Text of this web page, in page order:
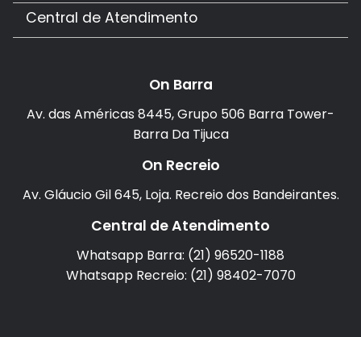
Central de Atendimento
On Barra
Av. das Américas 8445, Grupo 506 Barra Tower-
Barra Da Tijuca
On Recreio
Av. Gláucio Gil 645, Loja. Recreio dos Bandeirantes.
Central de Atendimento
Whatsapp Barra: (21) 96520-1188
Whatsapp Recreio: (21) 98402-7070